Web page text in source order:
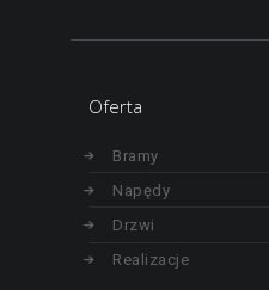
Oferta
Bramy
Napędy
Drzwi
Realizacje